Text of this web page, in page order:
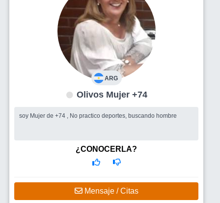
ARG
Olivos Mujer +74
soy Mujer de +74 , No practico deportes, buscando hombre
¿CONOCERLA?
Mensaje / Citas